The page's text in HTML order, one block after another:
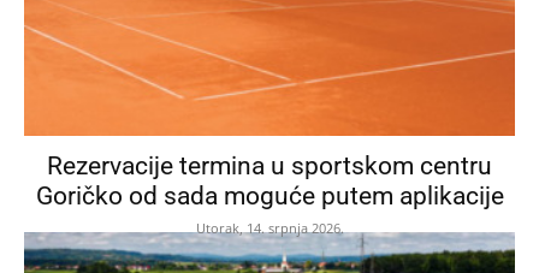
Rezervacije termina u sportskom centru
Goričko od sada moguće putem aplikacije
Utorak, 14. srpnja 2026.